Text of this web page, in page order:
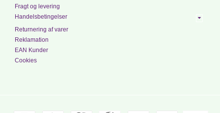
Fragt og levering
Handelsbetingelser
Returnering af varer
Reklamation
EAN Kunder
Cookies